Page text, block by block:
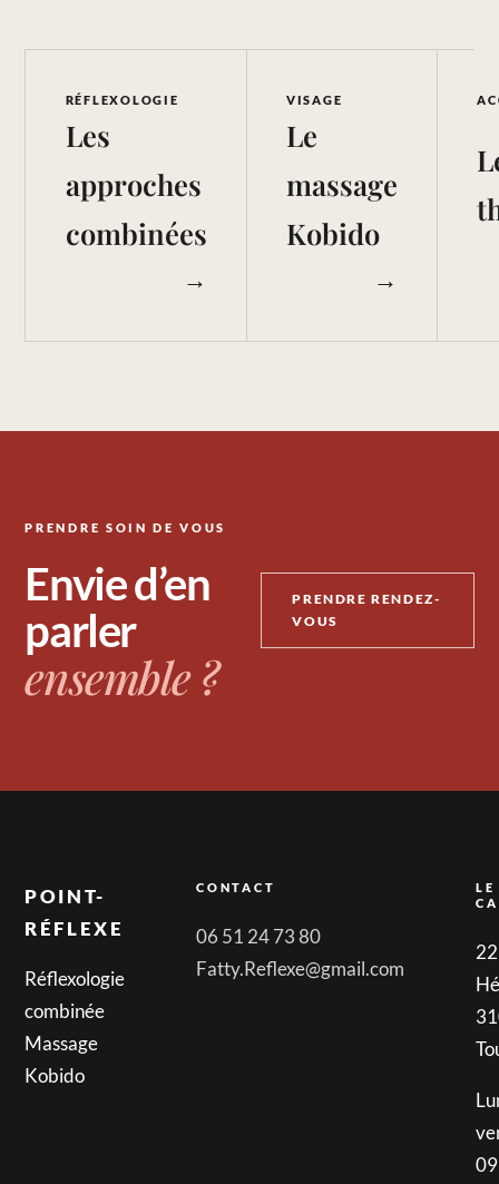
RÉFLEXOLOGIE
Les
approches
combinées
→
VISAGE
Le
massage
Kobido
→
PRENDRE SOIN DE VOUS
Envie d’en
parler
ensemble ?
PRENDRE RENDEZ-
VOUS
POINT-
RÉFLEXE
Réflexologie
combinée
Massage
Kobido
CONTACT
06 51 24 73 80
Fatty.Reflexe@gmail.com
LE